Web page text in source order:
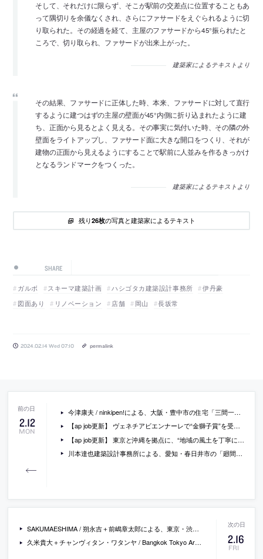
そして、それだけに限らず、そこが駅前の交差点に位置することもあ
って隅切りを余儀なくされ、さらにファサードをえぐられるように切
り取られた。その経過を経て、主屋のファサードから45°振られたと
ころで、切り取られ、ファサードが出来上がった。
建築家によるテキストより
その結果、ファサードに正体した時、本来、ファサードに対して直行
するように建つはずの主屋の壁面が45°内側に折り込まれたように建
ち、正面から見るとよく見える。その事実に気付いた時、その隣の外
壁面をライトアップし、ファサード面に大きな開口をつくり、それが
建物の正面から見えるようにすることで駅前に人並みを作るきっかけ
となるランドマークをつくった。
建築家によるテキストより
残り26枚の写真と建築家によるテキスト
SHARE
ガルボ スキーマ建築計画 ハシゴタカ建築設計事務所
伊丹豪
図面あり
リノベーション 店舗 岡山 長坂常
2024.02.14 Wed 07:10 permalink
2.12
MON
今津康夫 / ninkipen!による、大阪・豊中市の住宅「三間一尺²」。ニュータウンの周縁に広がる住宅街での計画。限られた敷地と法規制の下に、“凸部”を設けた許容最大ヴォリュームの“家型”の建築を考案。日照と視線を考慮した上階のリビングでは周辺の樹木を借景として取り込む
【ap job更新】 ヴェネチアビエンナーレで“金獅子賞”を受賞した建築家らが率いる「waiwai」が、意匠設計・ランドスケープ・インテリアのスタッフ、秘書事務、アルバイトを募集中
【ap job更新】 東京と沖縄を拠点に、“地域の風土を丁寧に読みとく”設計を志向する「山﨑壮一建築設計事務所」が、設計スタッフ（経験者・既卒・2024年新卒）とアルバイトを募集中
川本達也建築設計事務所による、愛知・春日井市の「廻間町の家」。市街化調整区域の建ぺい率の最低限度のある敷地。建設費を抑えつつ建築面積を確保し市街化も抑制する在り方を求め、“四方に跳ね出す大屋根”を持つ建築を考案。周辺環境に溶け込む緩やかな“双曲放物面”で造る
2.16
FRI
SAKUMAESHIMA / 朔永吉＋前嶋章太郎による、東京・渋谷区のオフィス「京屋」。元専門学校のビルを改修して社屋にする計画。其々のフロアの既存条件を活かし、可能な限り大きなテーブルを配置して“各部署が目指すワークスタイル”を実現。テーブルと什器が呼応し合うよう両者にシナ合板を採用
久米貴大＋チャンヴィタン・ワタンヤ / Bangkok Tokyo Architectureによる、タイ・バンコクの「House K」。イメージ先行ではない“家”を追求する計画。自然発生的な状態を求め、地域の一般構法を採用した上で“諸室”と“余白”の均衡を見極める設計を志向。“内部構造を変形”して表に出す構成は“公共性”の導入も意図